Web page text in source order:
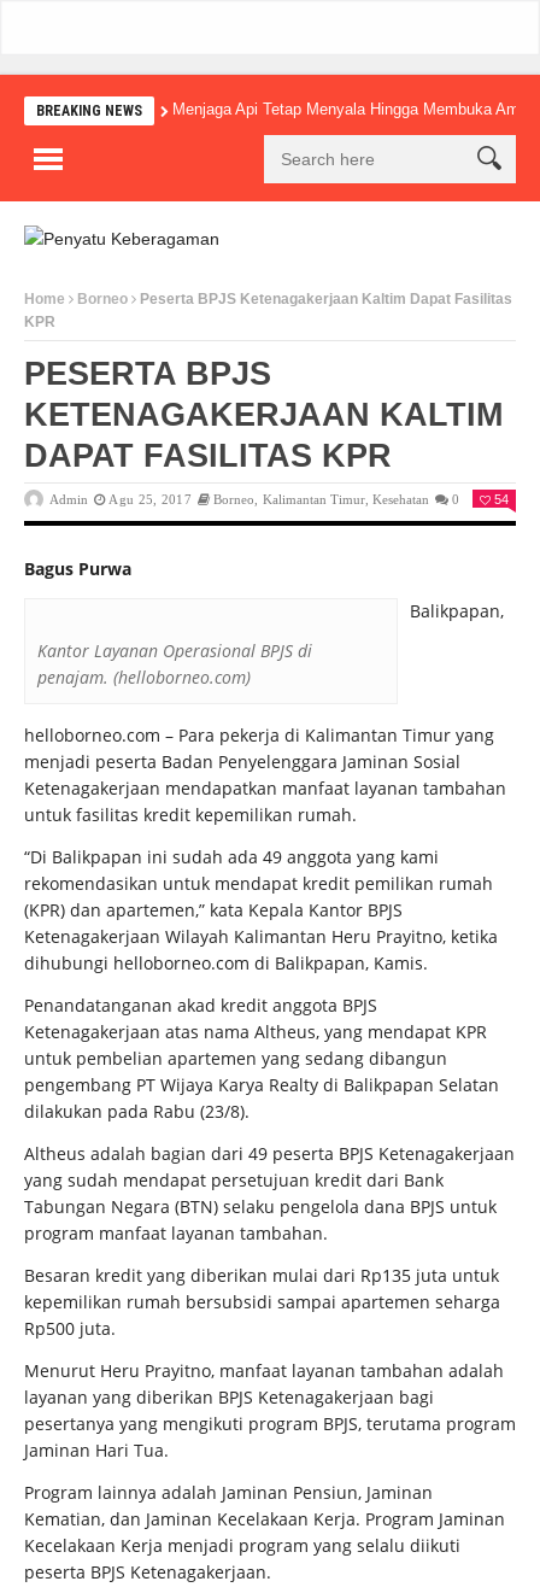
BREAKING NEWS Menjaga Api Tetap Menyala Hingga Membuka
Home Borneo
Peserta BPJS Ketenagakerjaan Kaltim Dapat Fasilitas
KPR
PESERTA BPJS
KETENAGAKERJAAN KALTIM
DAPAT FASILITAS KPR
Admin Agu 25, 2017 Borneo Kalimantan Timur,Kesehatan 0 54
Bagus Purwa
Kantor Layanan Operasional BPJS di
penajam. (helloborneo.com)
Balikpapan,
helloborneo.com – Para pekerja di Kalimantan Timur yang
menjadi peserta Badan Penyelenggara Jaminan Sosial
Ketenagakerjaan mendapatkan manfaat layanan tambahan
untuk fasilitas kredit kepemilikan rumah.
“Di Balikpapan ini sudah ada 49 anggota yang kami
rekomendasikan untuk mendapat kredit pemilikan rumah
(KPR) dan apartemen,” kata Kepala Kantor BPJS
Ketenagakerjaan Wilayah Kalimantan Heru Prayitno, ketika
dihubungi helloborneo.com di Balikpapan, Kamis.
Penandatanganan akad kredit anggota BPJS
Ketenagakerjaan atas nama Altheus, yang mendapat KPR
untuk pembelian apartemen yang sedang dibangun
pengembang PT Wijaya Karya Realty di Balikpapan Selatan
dilakukan pada Rabu (23/8).
Altheus adalah bagian dari 49 peserta BPJS Ketenagakerjaan
yang sudah mendapat persetujuan kredit dari Bank
Tabungan Negara (BTN) selaku pengelola dana BPJS untuk
program manfaat layanan tambahan.
Besaran kredit yang diberikan mulai dari Rp135 juta untuk
kepemilikan rumah bersubsidi sampai apartemen seharga
Rp500 juta.
Menurut Heru Prayitno, manfaat layanan tambahan adalah
layanan yang diberikan BPJS Ketenagakerjaan bagi
pesertanya yang mengikuti program BPJS, terutama program
Jaminan Hari Tua.
Program lainnya adalah Jaminan Pensiun, Jaminan
Kematian, dan Jaminan Kecelakaan Kerja. Program Jaminan
Kecelakaan Kerja menjadi program yang selalu diikuti
peserta BPJS Ketenagakerjaan.